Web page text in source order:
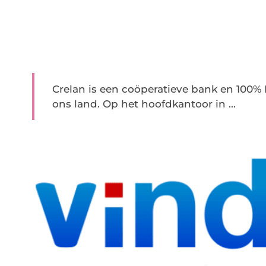
Crelan is een coöperatieve bank en
ons land. Op het hoofdkantoor in ...